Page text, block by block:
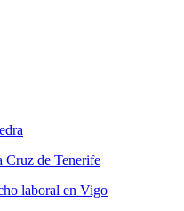
Cruz de Tenerife
laboral en Vigo